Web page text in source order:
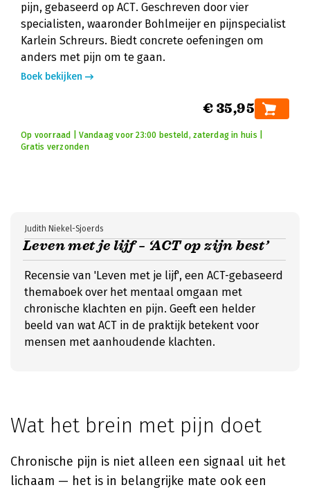
pijn, gebaseerd op ACT. Geschreven door vier
specialisten, waaronder Bohlmeijer en pijnspecialist
Karlein Schreurs. Biedt concrete oefeningen om
anders met pijn om te gaan.
Boek bekijken
€ 35,95
Op voorraad | Vandaag voor 23:00 besteld, zaterdag in huis |
Gratis verzonden
Leven met je lijf – ‘ACT op zijn best’
Judith Niekel-Sjoerds
Recensie van 'Leven met je lijf', een ACT-gebaseerd
themaboek over het mentaal omgaan met
chronische klachten en pijn. Geeft een helder
beeld van wat ACT in de praktijk betekent voor
mensen met aanhoudende klachten.
Wat het brein met pijn doet
Chronische pijn is niet alleen een signaal uit het
lichaam — het is in belangrijke mate ook een